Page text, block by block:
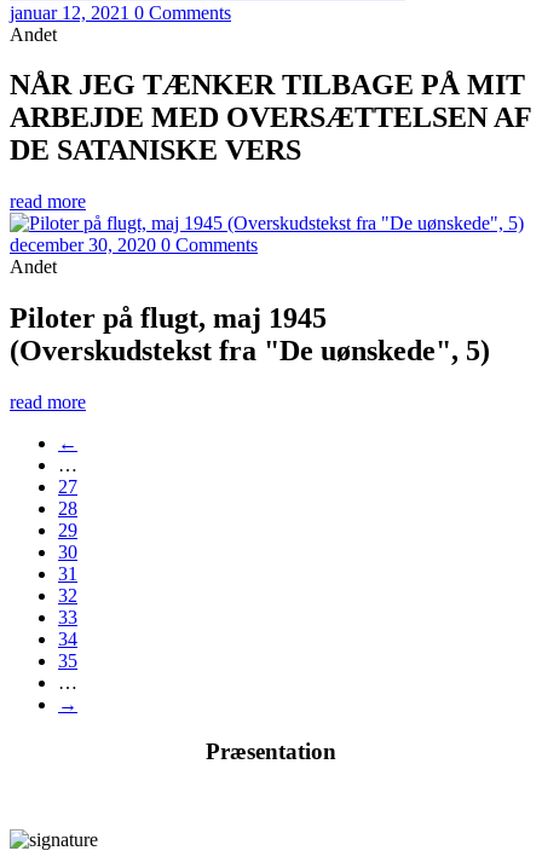
januar 12, 2021 0 Comments
Andet
NÅR JEG TÆNKER TILBAGE PÅ MIT
ARBEJDE MED OVERSÆTTELSEN AF
DE SATANISKE VERS
read more
december 30, 2020 0 Comments
Andet
Piloter på flugt, maj 1945
(Overskudstekst fra "De uønskede", 5)
read more
←
…
27
28
29
30
31
32
33
34
35
…
→
Præsentation